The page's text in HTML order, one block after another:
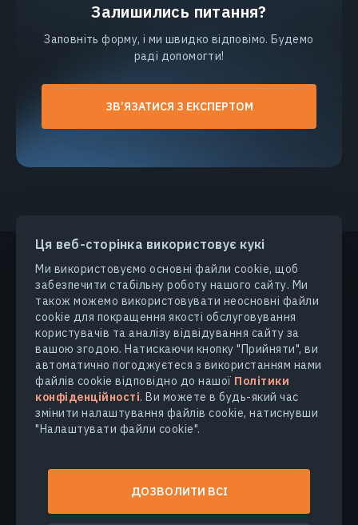
Ця веб-сторінка використовує кукі
Ми використовуємо основні файли cookie, щоб
забезпечити стабільну роботу нашого сайту. Ми
також можемо використовувати неосновні файли
cookie для покращення якості обслуговування
користувачів та аналізу відвідування сайту за
вашою згодою. Натискаючи кнопку "Прийняти", ви
автоматично погоджуєтеся з використанням нами
файлів cookie відповідно до нашої Політики
конфіденційності. Ви можете в будь-який час
змінити налаштування файлів cookie, натиснувши
"Налаштувати файли cookie".
ДОЗВОЛИТИ ВСІ
Залишились питання?
Заповніть форму, і ми швидко відповімо. Будемо
раді допомогти!
ЗВ’ЯЗАТИСЯ З ЕКСПЕРТОМ
ПРОДУКТИ ТА РІШЕННЯ
ГАЛУЗІ
КОМПАНІЯ
ДІЗНАТИСЯ БІЛЬШЕ
Всі права захищені.